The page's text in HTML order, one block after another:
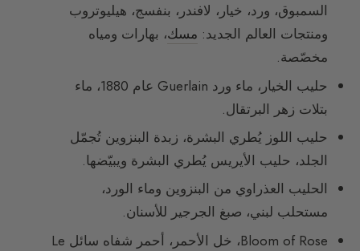
السمبوق، ورد، خيار، لافندر، بنفسج، هيليوتروب
ومنتجات العالم الجديد: مسك، بهارات ومياه
مخصّصة.
حليب الخيار، ماء ورد Guerlain عام 1880، ماء
بتلات زهر البرتقال.
حليب اللوز يُطري البشرة، زبدة البنزوين تُجمّل
الجلد، حليب الأيريس يُطري البشرة ويبيّضها.
الحليب العذراوي من البنزوين وماء الورد،
مستحلب لبني، صبغ الجرجير للأسنان.
Bloom of Rose، خل الأحمر، أحمر شفاه سائل Le